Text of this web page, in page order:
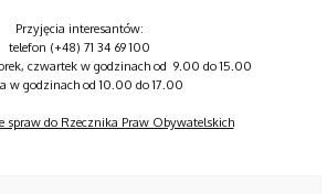
Przyjęcia interesantów:
telefon (+48) 71 34 69 100
czwartek w godzinach od 9.00 do 15.00
w godzinach od 10.00 do 17.00
spraw do Rzecznika Praw Obywatelskich